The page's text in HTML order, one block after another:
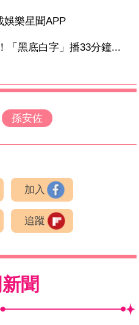
娛樂星聞APP
「黑底白字」播33分鐘...
孫安佐
加入
追蹤
聞